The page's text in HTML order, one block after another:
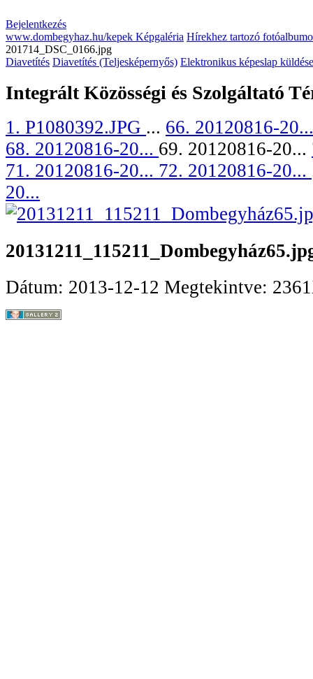
Bejelentkezés
www.dombegyhaz.hu/kepek Képgaléria Hírekhez tartozó
201714_DSC_0166.jpg
Diavetítés Diavetítés (Teljesképernyős) Elektronikus képeslap
Integrált Közösségi és Szolgáltató
1. P1080392.JPG ... 66. 20120816-
68. 20120816-20... 69. 20120816-20...
71. 20120816-20... 72. 20120816-20...
20...
Dátum: 2013-12-12 Megtekintve: